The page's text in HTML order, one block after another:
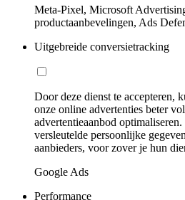
Meta-Pixel, Microsoft
productaanbevelingen, Ads
Uitgebreide conversietracking
Door deze dienst te accepteren,
onze online advertenties beter
advertentieaanbod
versleutelde persoonlijke
aanbieders, voor zover je hun
Google Ads
Performance